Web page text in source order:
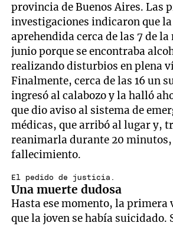
provincia de Buenos Aires. Las
investigaciones indicaron que
aprehendida cerca de las 7 de la
junio porque se encontraba
realizando disturbios en plena
Finalmente, cerca de las 16 un
ingresó al calabozo y la halló
que dio aviso al sistema de
médicas, que arribó al lugar y,
reanimarla durante 20
fallecimiento.
El pedido de justicia.
Una muerte dudosa
Hasta ese momento, la primera
que la joven se había suicidado.